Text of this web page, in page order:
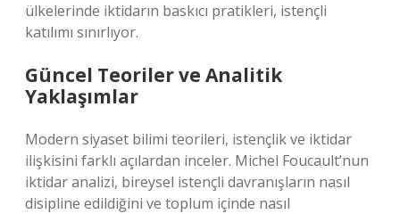
ülkelerinde iktidarın baskıcı pratikleri, istençli
katılımı sınırlıyor.
Güncel Teoriler ve Analitik
Yaklaşımlar
Modern siyaset bilimi teorileri, istençlik ve iktidar
ilişkisini farklı açılardan inceler. Michel Foucault’nun
iktidar analizi, bireysel istençli davranışların nasıl
disipline edildiğini ve toplum içinde nasıl